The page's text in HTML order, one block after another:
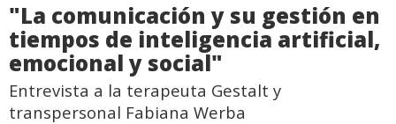
"La comunicación y su gestión en
tiempos de inteligencia artificial,
emocional y social"
Entrevista a la terapeuta Gestalt y
transpersonal Fabiana Werba